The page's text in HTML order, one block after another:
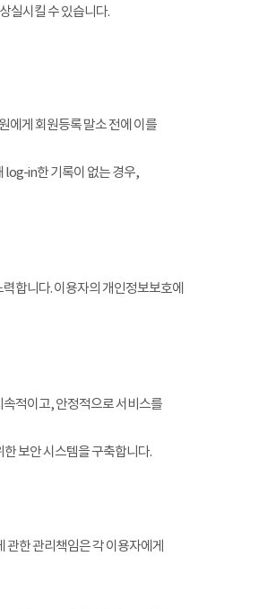
실시킬 수 있습니다.
에게 회원등록 말소 전에 이를
log-in한 기록이 없는 경우,
합니다. 이용자의 개인정보보호에
적이고, 안정적으로 서비스를
보안 시스템을 구축합니다.
한 관리책임은 각 이용자에게